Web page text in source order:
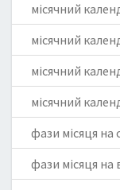
місячний
місячний
місячний
місячний
фази місяця на
фази місяця на